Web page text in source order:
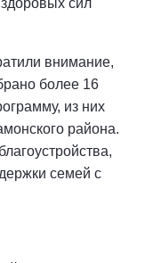
сил
внимание,
более 16
из них
района.
семей с